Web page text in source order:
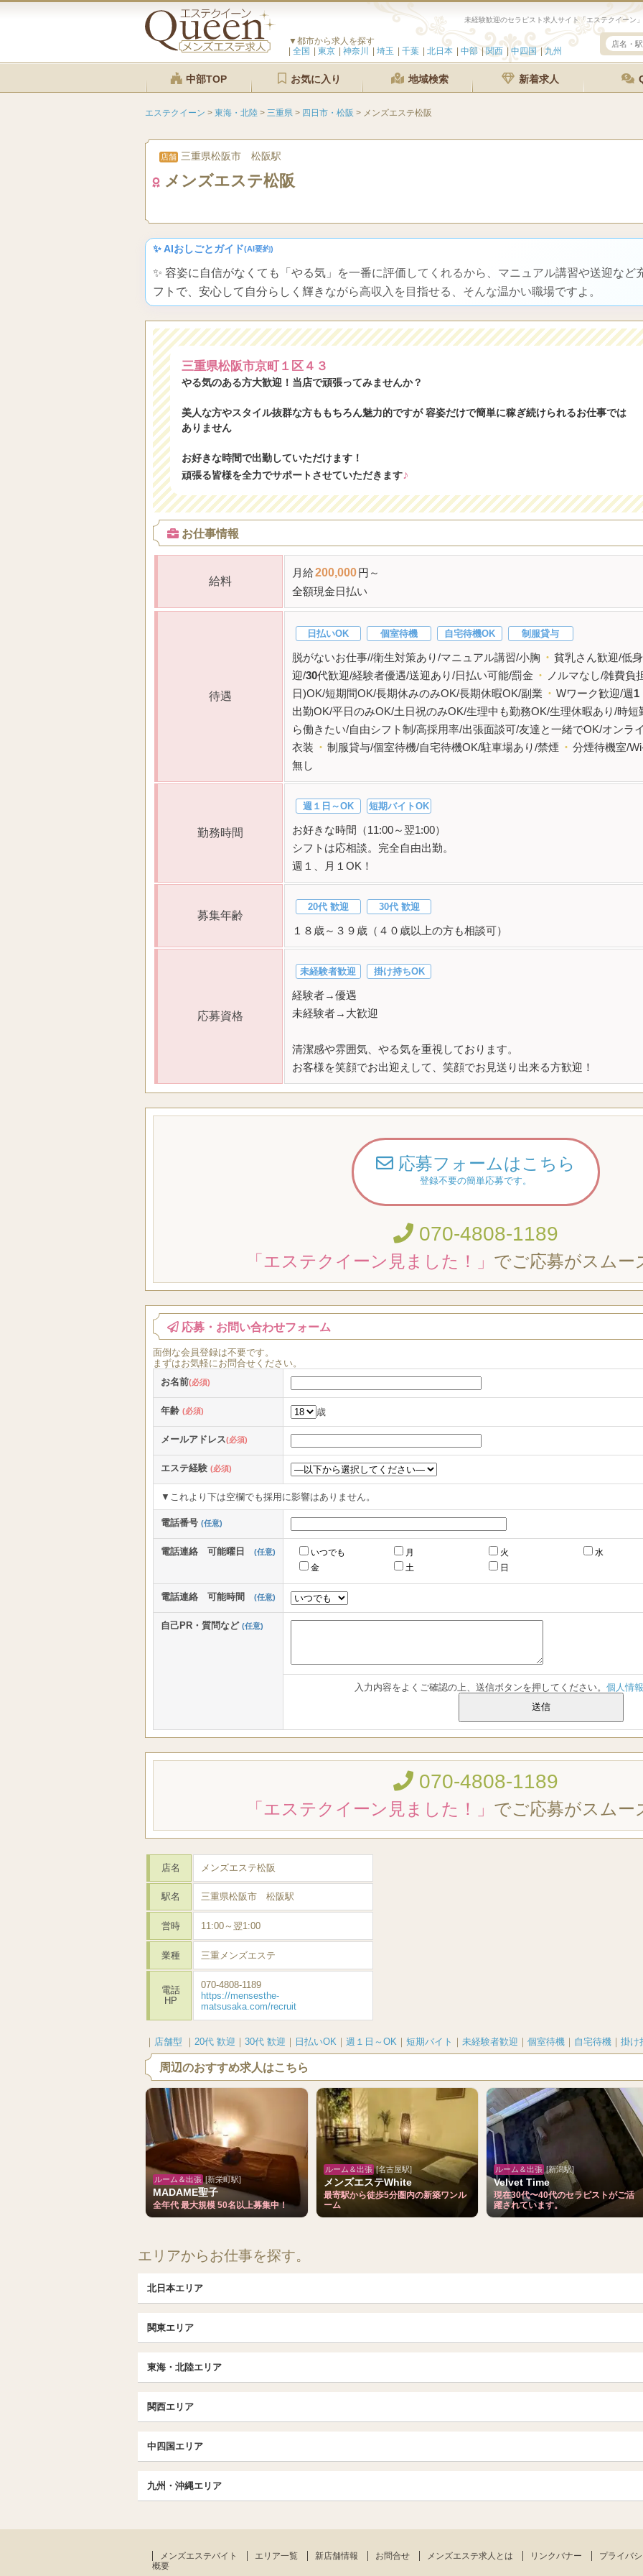
▼都市から求人を探す
全国
東京 神奈川 埼玉 千葉 北日本 中部 関西 中四国 九州
中部TOP お気に入り 地域検索 新着求人
エステクイーン > 東海・北陸 > 三重県 > 四日市・松阪 > メンズエステ松阪
店舗 三重県松阪市 松阪駅
メンズエステ松阪
✨ AIおしごとガイド(AI要約)
✨ 容姿に自信がなくても「やる気」を一番に評価してくれるから、マニュアル講習や送迎など
フトで、安心して自分らしく輝きながら高収入を目指せる、そんな温かい職場ですよ。
三重県松阪市京町１区４３
やる気のある方大歓迎！当店で頑張ってみませんか？
美人な方やスタイル抜群な方ももちろん魅力的ですが 容姿だけで簡単に稼ぎ続けられるお仕事では
ありません
お好きな時間で出勤していただけます！
頑張る皆様を全力でサポートさせていただきます♪
お仕事情報
給料
月給200,000円～
全額現金日払い
待遇
日払いOK 個室待機 自宅待機OK 制服貸与
脱がないお仕事//衛生対策あり/マニュアル講習/小胸 ・ 貧乳さん歓迎/低
迎/30代歓迎/経験者優遇/送迎あり/日払い可能/罰金 ・
ノルマなし/雑費負
日)OK/短期間OK/長期休みのみOK/長期休暇OK/副業 ・ Wワーク歓迎/週 1
出勤OK/平日のみOK/土日祝のみOK/生理中も勤務OK/生理休暇あり/時
ら働きたい/自由シフト制/高採用率/出張面談可/友達と一緒でOK/オンラ
衣装 ・ 制服貸与/個室待機/自宅待機OK/駐車場あり/禁煙 ・ 分煙待機室/
無し
勤務時間
週１日～OK 短期バイトOK
お好きな時間（11:00～翌1:00）
シフトは応相談。完全自由出勤。
週１、月１OK！
募集年齢
20代 歓迎 30代 歓迎
１８歳～３９歳（４０歳以上の方も相談可）
応募資格
未経験者歓迎 掛け持ちOK
経験者→優遇
未経験者→大歓迎
清潔感や雰囲気、やる気を重視しております。
お客様を笑顔でお出迎えして、笑顔でお見送り出来る方歓迎！
応募フォームはこちら
登録不要の簡単応募です。
070-4808-1189
「エステクイーン見ました！」 でご応募がスムー
応募・お問い合わせフォーム
面倒な会員登録は不要です。
まずはお気軽にお問合せください。
お名前(必須)
年齢 (必須) 歳
メールアドレス(必須)
エステ経験 (必須)
▼これより下は空欄でも採用に影響はありません。
電話番号 (任意)
電話連絡 可能曜日 (任意) いつでも 月 火
水
金
土 日
電話連絡 可能時間 (任意)
自己PR・質問など (任意)
入力内容をよくご確認の上、送信ボタンを押してください。 個人情
070-4808-1189
「エステクイーン見ました！」 でご応募がスムー
店名 メンズエステ松阪
駅名 三重県松阪市 松阪駅
営時 11:00～翌1:00
業種 三重メンズエステ
電話
HP
070-4808-1189
https://mensesthe-
matsusaka.com/recruit
｜ 店舗型 ｜ 20代 歓迎 ｜ 30代 歓迎 ｜ 日払いOK ｜ 週１日～OK ｜ 短期バイト ｜ 未経験者歓迎 ｜ 個室待機 ｜ 自宅待機 ｜ 掛け
周辺のおすすめ求人はこちら
ルーム＆出張 [新栄町駅]
MADAME聖子
全年代 最大規模 50名以上募集中！
ルーム＆出張 [名古屋駅]
メンズエステWhite
最寄駅から徒歩5分圏内の新築ワンル
ーム
ルーム＆出張 [新潟駅]
Velvet Time
現在30代〜40代のセラピストがご活
躍されています。
エリアからお仕事を探す。
北日本エリア
北海道（札幌・旭川・函館） 青森
岩手 (盛岡・北上)
福島 (いわき・郡山)
茨城（水戸・取手）
栃木（宇都宮・小山） 群馬（伊勢崎・高崎・前橋）
関東エリア
大宮・浦和・川口 越谷・春日部 所沢・川越
千葉TOP
東京TOP
京王線・小田急線沿線
八王子・立川・国分寺
東海・北陸エリア
愛知（名古屋） 岐阜県
三重県
名古屋TOP
名古屋・名駅・太閤通
春日井・豊田・東海
刈谷・安城・岡崎・豊橋
関西エリア
京都駅・伏見区 烏丸御池駅
四条烏丸・河原町・祇園四条
三条・京都市役所前
大阪エリア
梅田・北新地 肥後橋・淀屋橋・北浜
南森町・天満・京橋
難波（なんば）
南船場・心斎橋・長堀橋
堺筋本町・本町
中四国エリア
広島 岡山
山口
九州・沖縄エリア
大分
鹿児島 宮崎
メンズエステバイト エリア一覧 新店舗情報 お問合せ メンズエステ求人とは リンクバナー
プライバ
概要